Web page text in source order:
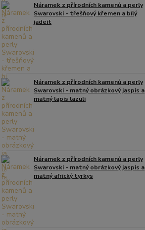
Náramek z přírodních kamenů a perly
Swarovski - třešňový křemen a bílý
jadeit
Náramek z přírodních kamenů a perly
Swarovski - matný obrázkový jaspis a
matný lapis lazuli
Náramek z přírodních kamenů a perly
Swarovski - matný obrázkový jaspis a
matný africký tyrkys